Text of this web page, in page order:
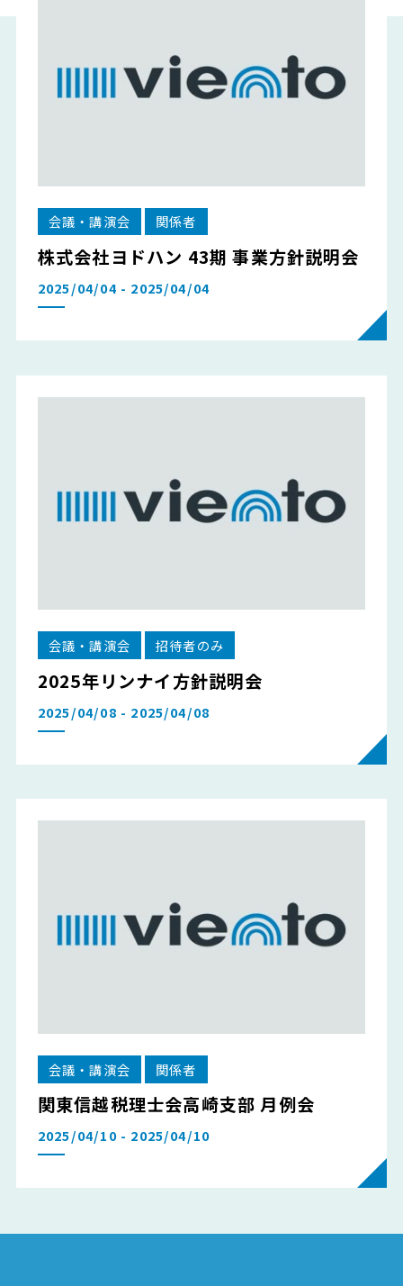
会議・講演会 関係者
株式会社ヨドハン 43期 事業方針説明会
2025/04/04 - 2025/04/04
会議・講演会 招待者のみ
2025年リンナイ方針説明会
2025/04/08 - 2025/04/08
会議・講演会 関係者
関東信越税理士会高崎支部 月例会
2025/04/10 - 2025/04/10